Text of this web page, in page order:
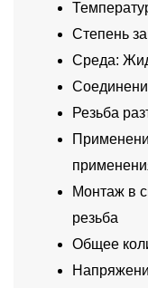
Степень
Среда:
Резьба
Монтаж в
резьба
Общее